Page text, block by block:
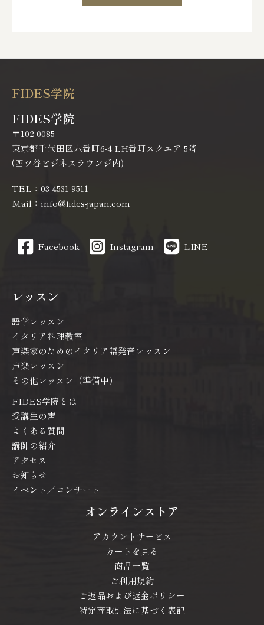
FIDES学院
FIDES学院
〒102-0085
東京都千代田区六番町6-4 LH番町スクエア 5階
(四ツ谷ビジネスラウンジ内)
TEL：03-4531-9511
Mail：info@fides-japan.com
Facebook Instagram LINE
レッスン
語学レッスン
イタリア料理教室
声楽家のためのイタリア語発音レッスン
声楽レッスン
その他レッスン（準備中）
FIDES学院とは
受講生の声
よくある質問
講師の紹介
アクセス
お知らせ
イベント／コンサート
オンラインストア
アカウントサービス
カートを見る
商品一覧
ご利用規約
ご返品および返金ポリシー
特定商取引法に基づく表記